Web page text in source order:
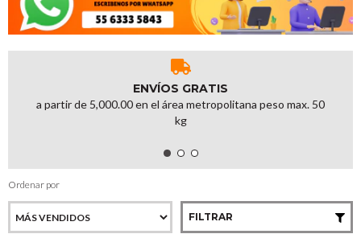
ENVÍOS GRATIS
a partir de 5,000.00 en el área metropolitana peso max. 50
kg
Ordenar por
FILTRAR